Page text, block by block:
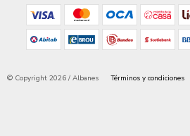
© Copyright 2026 / Albanes Términos y condiciones